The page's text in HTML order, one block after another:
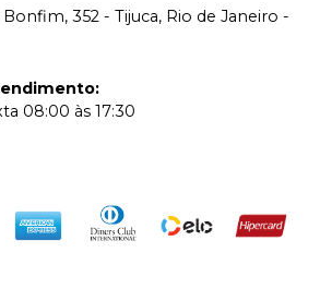
352 - Tijuca, Rio de Janeiro -
:
08:00 às 17:30